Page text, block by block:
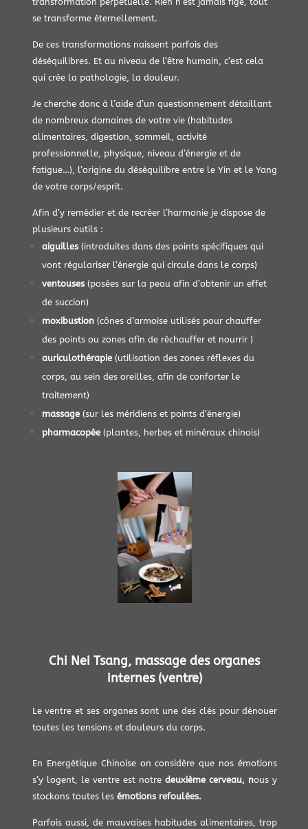
se transforme éternellement.
De ces transformations naissent parfois des
déséquilibres. Et au niveau de l’être humain, c’est cela
qui crée la pathologie, la douleur.
Je cherche donc à l’aide d’un questionnement détaillant
de nombreux domaines de votre vie (habitudes
alimentaires, digestion, sommeil, activité
professionnelle, physique, niveau d’énergie et de
fatigue…), l’origine du déséquilibre entre le Yin et le Yang
de votre corps/esprit.
Afin d’y remédier et de recréer l’harmonie je dispose de
plusieurs outils :
aiguilles (introduites dans des points spécifiques qui
vont régulariser l’énergie qui circule dans le corps)
ventouses(posées sur la peau afin d’obtenir un effet
de succion)
moxibustion (cônes d’armoise utilisés pour chauffer
des points ou zones afin de réchauffer et nourrir )
auriculothérapie(utilisation des zones réflexes du
corps, au sein des oreilles, afin de conforter le
traitement)
massage(sur les méridiens et points d’énergie)
pharmacopée(plantes, herbes et minéraux chinois)
Chi Nei Tsang, massage des organes
internes (ventre)
Le ventre et ses organes sont une des clés pour dénouer
toutes les tensions et douleurs du corps.
En Energétique Chinoise on considère que nos émotions
s’y logent, le ventre est notredeuxième cerveau, nous y
stockons toutes les émotions refoulées.
Parfois aussi, de mauvaises habitudes alimentaires, trop